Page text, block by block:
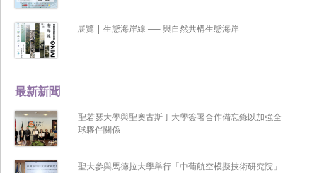
最新新聞
聖若瑟大學與聖奧古斯丁大學簽署合作備忘錄以加強全
球夥伴關係
聖大參與馬德拉大學舉行「中葡航空模擬技術研究院」
展覽 | 生態海岸線 ── 與自然共構生態海岸